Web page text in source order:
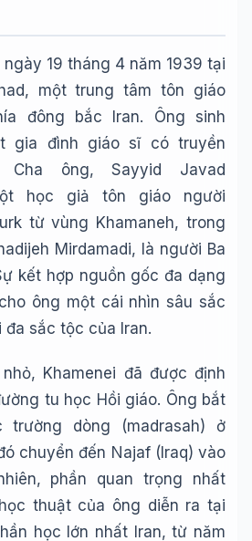
ngày 19 tháng 4 năm 1939 tại
một trung tâm tôn giáo
đông bắc Iran. Ông sinh
gia đình giáo sĩ có truyền
ông, Sayyid Javad
học giả tôn giáo người
từ vùng Khamaneh, trong
Mirdamadi, là người Ba
kết hợp nguồn gốc đa dạng
ông một cái nhìn sâu sắc
sắc tộc của Iran.
Khamenei đã được định
tu học Hồi giáo. Ông bắt
dòng (madrasah) ở
chuyển đến Najaf (Iraq) vào
phần quan trọng nhất
thuật của ông diễn ra tại
học lớn nhất Iran, từ năm
🎓
Xin chào!
lý AI của TuDienWiki. Hãy hỏi tôi bất kỳ điều gì
về các bài viết trên Wiki!
là gì?
Việt Nam